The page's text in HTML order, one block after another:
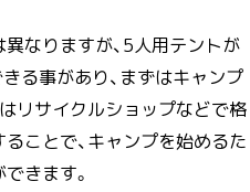
なりますが、5人用テントが
る事があり、まずはキャンプ
リサイクルショップなどで格
ことで、キャンプを始めるた
きます。